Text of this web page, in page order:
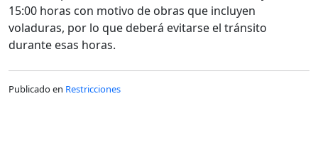
15:00 horas con motivo de obras que incluyen
voladuras, por lo que deberá evitarse el tránsito
durante esas horas.
Publicado en Restricciones